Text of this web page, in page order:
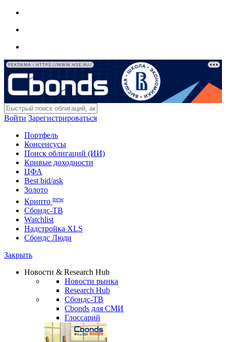
РЕКЛАМА • HTTPS://WWW.HSE.RU/
Войти Зарегистрироваться
Портфель
Консенсусы
Поиск облигаций (ИИ)
Кривые доходности
ЦФА
Best bid/ask
Золото
Крипто new
Сбондс-ТВ
Watchlist
Надстройка XLS
Сбондс Люди
Закрыть
Новости & Research Hub
Новости рынка
Research Hub
Сбондс-ТВ
Cbonds для СМИ
Глоссарий